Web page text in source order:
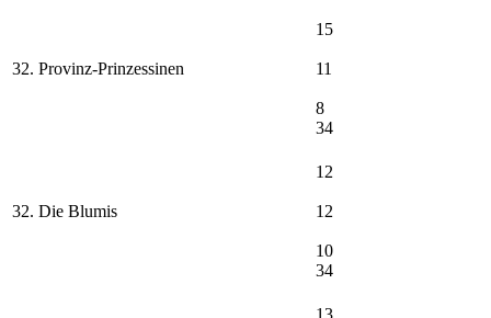
32. Provinz-Prinzessinen
15
11
8
34
32. Die Blumis
12
12
10
34
13